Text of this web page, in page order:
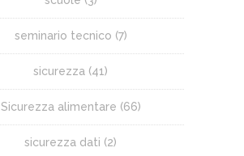
seminario tecnico (7)
sicurezza (41)
Sicurezza alimentare (66)
sicurezza dati (2)